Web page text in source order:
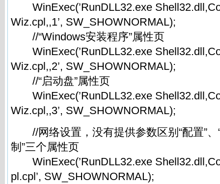
WinExec(’RunDLL32.exe
Wiz.cpl,,1’, SW_SHOWNORMAL);
//“Windows安装程序”属性页
WinExec(’RunDLL32.exe
Wiz.cpl,,2’, SW_SHOWNORMAL);
//“启动盘”属性页
WinExec(’RunDLL32.exe
Wiz.cpl,,3’, SW_SHOWNORMAL);
//网络设置，没有提供参数区别“配置”、“
制”三个属性页
WinExec(’RunDLL32.exe
pl.cpl’, SW_SHOWNORMAL);